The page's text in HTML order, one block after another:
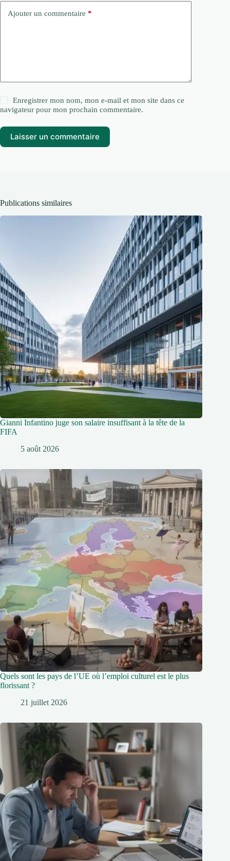
Ajouter un commentaire *
Enregistrer mon nom, mon e-mail et mon site dans ce
navigateur pour mon prochain commentaire.
Laisser un commentaire
Publications similaires
Gianni Infantino juge son salaire insuffisant à la tête de la
FIFA
5 août 2026
Quels sont les pays de l’UE où l’emploi culturel est le plus
florissant ?
21 juillet 2026